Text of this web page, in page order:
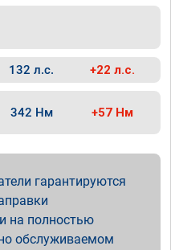
132 л.с. +22 л.с.
342 Нм +57 Нм
гарантируются
на полностью
обслуживаемом